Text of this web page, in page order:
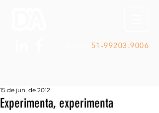
51-99203.9006
Experimenta, experimenta
15 de jun. de 2012